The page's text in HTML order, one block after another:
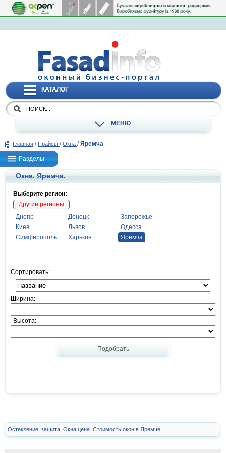
КАТАЛОГ
МЕНЮ
Главная / Прайсы / Окна / Яремча
Разделы
Окна. Яремча.
Выберите регион:
Другие регионы
Днепр
Донецк
Запорожье
Киев
Львов
Одесса
Симферополь
Харьков Яремча
Сортировать:
Ширина:
Высота:
Подобрать
Остекление, защита. Окна цена. Стоимость окон в Яремче